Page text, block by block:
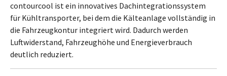
contourcool ist ein innovatives Dachintegrationssystem
für Kühltransporter, bei dem die Kälteanlage vollständig in
die Fahrzeugkontur integriert wird. Dadurch werden
Luftwiderstand, Fahrzeughöhe und Energieverbrauch
deutlich reduziert.